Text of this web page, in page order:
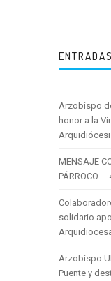
Arzobispo
honor a la
MENSAJE
PÁRROCO –
solidario
Arzobispo
Puente y